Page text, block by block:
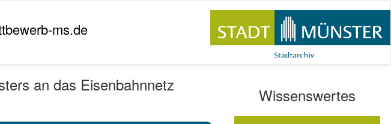
ms.de
an das Eisenbahnnetz
Wissenswertes